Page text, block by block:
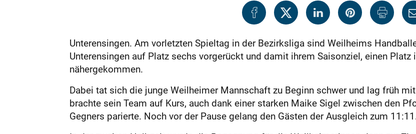
Unterensingen. Am vorletzten Spieltag in der Bezirksliga sind Weilheims
Unterensingen auf Platz sechs vorgerückt und damit ihrem Saisonziel, einen
nähergekommen.
Dabei tat sich die junge Weilheimer Mannschaft zu Beginn schwer und lag früh
brachte sein Team auf Kurs, auch dank einer starken Maike Sigel zwischen den
Gegners parierte. Noch vor der Pause gelang den Gästen der Ausgleich zum